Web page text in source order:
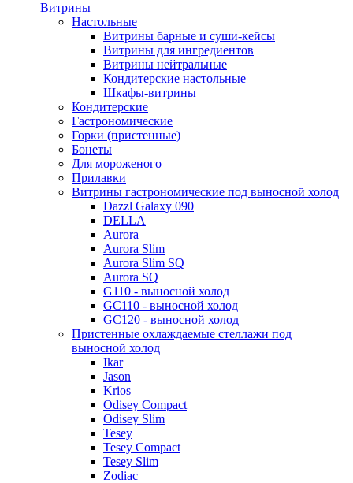
Витрины
Настольные
Витрины барные и суши-кейсы
Витрины для ингредиентов
Витрины нейтральные
Кондитерские настольные
Шкафы-витрины
Кондитерские
Гастрономические
Горки (пристенные)
Бонеты
Для мороженого
Прилавки
Витрины гастрономические под выносной холод
Dazzl Galaxy 090
DELLA
Aurora
Aurora Slim
Aurora Slim SQ
Aurora SQ
G110 - выносной холод
GC110 - выносной холод
GC120 - выносной холод
Пристенные охлаждаемые стеллажи под
выносной холод
Ikar
Jason
Krios
Odisey Compact
Odisey Slim
Tesey
Tesey Compact
Tesey Slim
Zodiac